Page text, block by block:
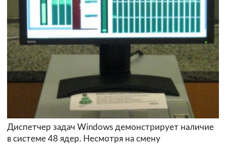
Диспетчер задач Windows демонстрирует наличие
в системе 48 ядер. Несмотря на смену